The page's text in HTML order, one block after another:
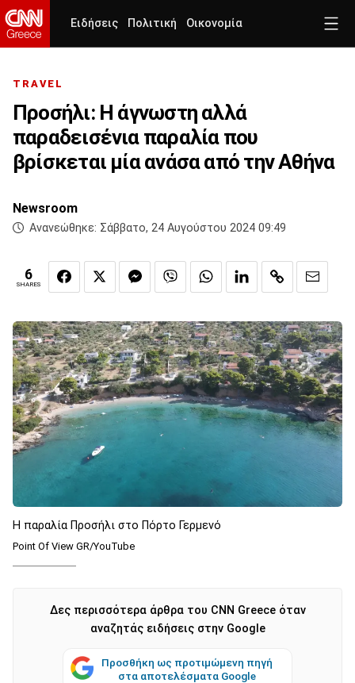
Ειδήσεις Πολιτική Οικονομία
TRAVEL
Προσήλι: Η άγνωστη αλλά
παραδεισένια παραλία που
βρίσκεται μία ανάσα από την Αθήνα
Newsroom
Ανανεώθηκε: Σάββατο, 24 Αυγούστου 2024 09:49
6
SHARES
Η παραλία Προσήλι στο Πόρτο Γερμενό
Point Of View GR/YouTube
Δες περισσότερα άρθρα του CNN Greece όταν
αναζητάς ειδήσεις στην Google
Προσθήκη ως προτιμώμενη πηγή
στα αποτελέσματα Google